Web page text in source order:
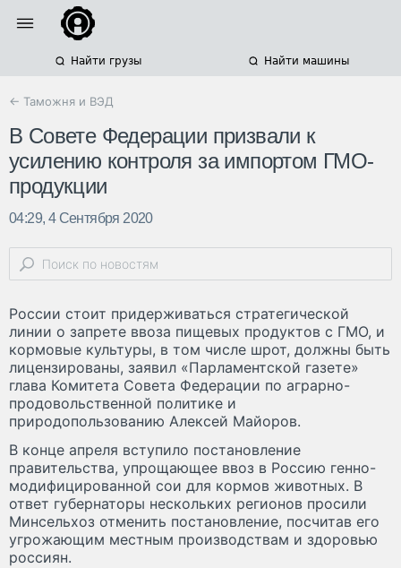
Найти грузы Найти машины
← Таможня и ВЭД
В Совете Федерации призвали к
усилению контроля за импортом ГМО-
продукции
04:29, 4 Сентября 2020
России стоит придерживаться стратегической
линии о запрете ввоза пищевых продуктов с ГМО, и
кормовые культуры, в том числе шрот, должны быть
лицензированы, заявил «Парламентской газете»
глава Комитета Совета Федерации по аграрно-
продовольственной политике и
природопользованию Алексей Майоров.
В конце апреля вступило постановление
правительства, упрощающее ввоз в Россию генно-
модифицированной сои для кормов животных. В
ответ губернаторы нескольких регионов просили
Минсельхоз отменить постановление, посчитав его
угрожающим местным производствам и здоровью
россиян.